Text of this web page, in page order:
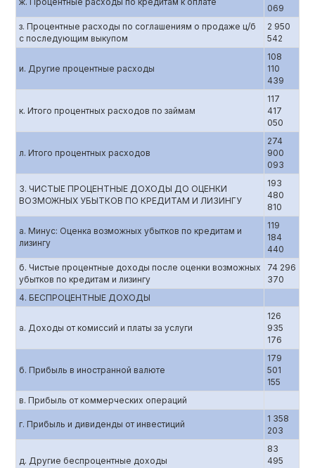
069
з. Процентные расходы по соглашениям о продаже ц/б
с последующим выкупом
2 950
542
и. Другие процентные расходы
108
110
439
к. Итого процентных расходов по займам
117
417
050
л. Итого процентных расходов
274
900
093
3. ЧИСТЫЕ ПРОЦЕНТНЫЕ ДОХОДЫ ДО ОЦЕНКИ
ВОЗМОЖНЫХ УБЫТКОВ ПО КРЕДИТАМ И ЛИЗИНГУ
193
480
810
а. Минус: Оценка возможных убытков по кредитам и
лизингу
119
184
440
б. Чистые процентные доходы после оценки возможных
убытков по кредитам и лизингу
74 296
370
4. БЕСПРОЦЕНТНЫЕ ДОХОДЫ
а. Доходы от комиссий и платы за услуги
126
935
176
б. Прибыль в иностранной валюте
179
501
155
в. Прибыль от коммерческих операций
г. Прибыль и дивиденды от инвестиций
1 358
203
д. Другие беспроцентные доходы
83
495